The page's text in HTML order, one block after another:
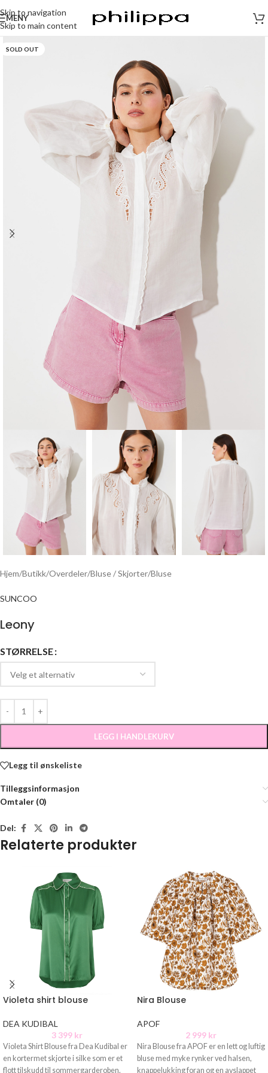
Skip to navigation
Skip to main content
MENY
SOLD OUT
Hjem/Butikk/Overdeler/Bluse / Skjorter/Bluse
SUNCOO
Leony
STØRRELSE
LEGG I HANDLEKURV
Legg til ønskeliste
Tilleggsinformasjon
Omtaler (0)
Del:
Relaterte produkter
Violeta shirt blouse
DEA KUDIBAL
3 399 kr
Violeta Shirt Blouse fra Dea Kudibal er
en kortermet skjorte i silke som er et
flott tilskudd til sommergarderoben.
Nira Blouse
APOF
2 999 kr
Nira Blouse fra APOF er en lett og luftig
bluse med myke rynker ved halsen,
knappelukking foran og en avslappet